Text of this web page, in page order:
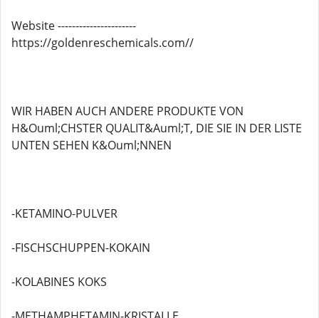
Website ----------------------
https://goldenreschemicals.com//
WIR HABEN AUCH ANDERE PRODUKTE VON
H&Ouml;CHSTER QUALIT&Auml;T, DIE SIE IN DER LISTE
UNTEN SEHEN K&Ouml;NNEN
-KETAMINO-PULVER
-FISCHSCHUPPEN-KOKAIN
-KOLABINES KOKS